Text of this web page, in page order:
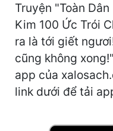
Khoa Huyễn
Khoa Huyễn Không Gian
Kinh Dị
Kiếm Hiệp
Truyện "Toàn
Kim 100 Ức Trói
ra là tới giết
cũng không
app của
link dưới để tải